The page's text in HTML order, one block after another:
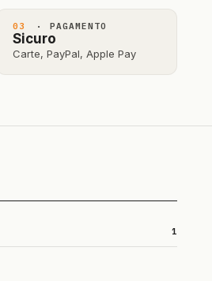
03 · PAGAMENTO
Sicuro
Carte, PayPal, Apple Pay
1